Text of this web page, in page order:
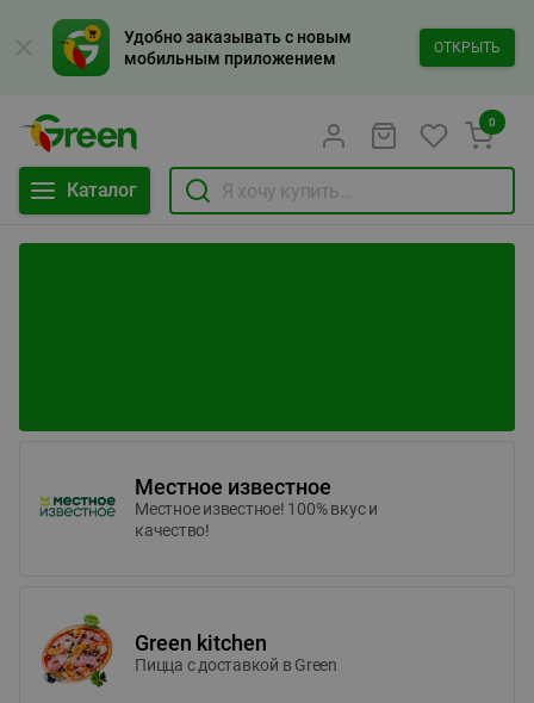
Удобно заказывать с новым
мобильным приложением
ОТКРЫТЬ
Каталог
0
Местное известное
Местное известное! 100% вкус и
качество!
Green kitchen
Пицца c доставкой в Green